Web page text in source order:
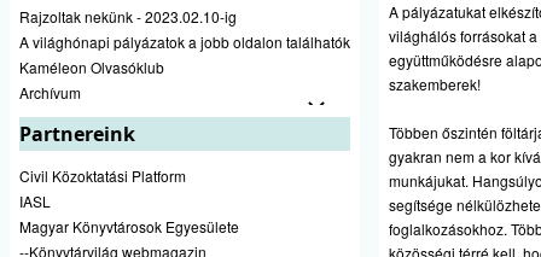
Rajzoltak nekünk - 2023.02.10-ig
A világhónapi pályázatok a jobb oldalon találhatók
Kaméleon Olvasóklub
Archívum
Partnereink
Civil Közoktatási Platform
IASL
Magyar Könyvtárosok Egyesülete
--Könyvtárvilág webmagazin
A pályázatukat
világhálós forrásokat
együttműködésre
szakemberek!
Többen őszintén
gyakran nem a kor
munkájukat.
segítsége
foglalkozásokhoz.
közösségi térré kell,